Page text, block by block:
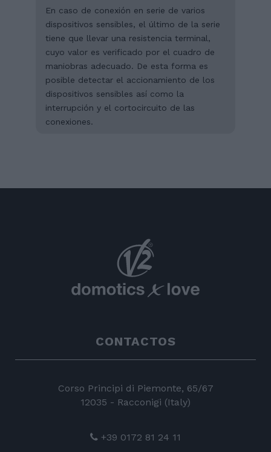
En caso de conexión en serie de varios
dispositivos sensibles, el último de la serie
tiene que llevar una resistencia terminal,
cuyo valor es verificado por el cuadro de
maniobras adecuado. De esta forma es
posible detectar el accionamiento de los
dispositivos sensibles así como la
interrupción y el cortocircuito de las
conexiones.
CONTACTOS
Corso Principi di Piemonte, 65/67
12035 - Racconigi (Italy)
+39 0172 81 24 11